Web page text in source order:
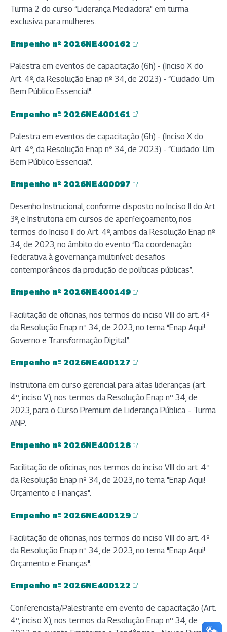
Turma 2 do curso “Liderança Mediadora" em turma
exclusiva para mulheres.
Empenho nº 2026NE400162
(abre em nova aba)
Palestra em eventos de capacitação (6h) - (Inciso X do
Art. 4º, da Resolução Enap nº 34, de 2023) - “Cuidado: Um
Bem Público Essencial".
Empenho nº 2026NE400161
(abre em nova aba)
Palestra em eventos de capacitação (6h) - (Inciso X do
Art. 4º, da Resolução Enap nº 34, de 2023) - “Cuidado: Um
Bem Público Essencial".
Empenho nº 2026NE400097
(abre em nova aba)
Desenho Instrucional, conforme disposto no Inciso II do Art.
3º, e Instrutoria em cursos de aperfeiçoamento, nos
termos do Inciso II do Art. 4º, ambos da Resolução Enap nº
34, de 2023, no âmbito do evento “Da coordenação
federativa à governança multinível: desafios
contemporâneos da produção de políticas públicas”.
Empenho nº 2026NE400149
(abre em nova aba)
Facilitação de oficinas, nos termos do inciso VIII do art. 4º
da Resolução Enap nº 34, de 2023, no tema “Enap Aqui!
Governo e Transformação Digital”.
Empenho nº 2026NE400127
(abre em nova aba)
Instrutoria em curso gerencial para altas lideranças (art.
4º, inciso V), nos termos da Resolução Enap nº 34, de
2023, para o Curso Premium de Liderança Pública – Turma
ANP.
Empenho nº 2026NE400128
(abre em nova aba)
Facilitação de oficinas, nos termos do inciso VIII do art. 4º
da Resolução Enap nº 34, de 2023, no tema "Enap Aqui!
Orçamento e Finanças".
Empenho nº 2026NE400129
(abre em nova aba)
Facilitação de oficinas, nos termos do inciso VIII do art. 4º
da Resolução Enap nº 34, de 2023, no tema "Enap Aqui!
Orçamento e Finanças".
Empenho nº 2026NE400122
(abre em nova aba)
Conferencista/Palestrante em evento de capacitação (Art.
4º, inciso X), nos termos da Resolução Enap nº 34, de